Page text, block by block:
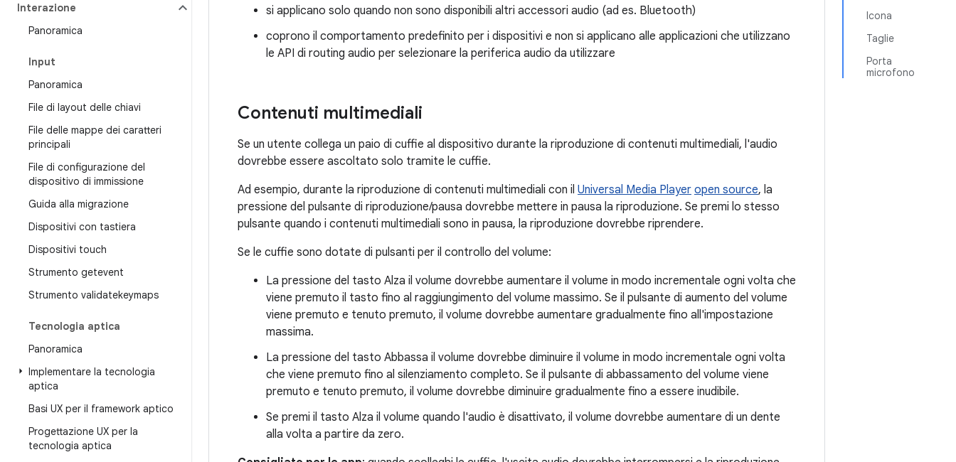
Interazione
Panoramica
Input
Panoramica
File di layout delle chiavi
File delle mappe dei caratteri
principali
File di configurazione del
dispositivo di immissione
Guida alla migrazione
Dispositivi con tastiera
Dispositivi touch
Strumento getevent
Strumento validatekeymaps
Tecnologia aptica
Panoramica
Implementare la tecnologia
aptica
Basi UX per il framework aptico
Progettazione UX per la
tecnologia aptica
Icona
Taglie
Porta
microfono
si applicano solo quando non sono disponibili altri accessori audio (ad es. Bluetooth)
coprono il comportamento predefinito per i dispositivi e non si applicano alle applicazioni che utilizzano
le API di routing audio per selezionare la periferica audio da utilizzare
Contenuti multimediali
Se un utente collega un paio di cuffie al dispositivo durante la riproduzione di contenuti multimediali, l'audio
dovrebbe essere ascoltato solo tramite le cuffie.
Ad esempio, durante la riproduzione di contenuti multimediali con il Universal Media Player open source, la
pressione del pulsante di riproduzione/pausa dovrebbe mettere in pausa la riproduzione. Se premi lo stesso
pulsante quando i contenuti multimediali sono in pausa, la riproduzione dovrebbe riprendere.
Se le cuffie sono dotate di pulsanti per il controllo del volume:
La pressione del tasto Alza il volume dovrebbe aumentare il volume in modo incrementale ogni volta che
viene premuto il tasto fino al raggiungimento del volume massimo. Se il pulsante di aumento del volume
viene premuto e tenuto premuto, il volume dovrebbe aumentare gradualmente fino all'impostazione
massima.
La pressione del tasto Abbassa il volume dovrebbe diminuire il volume in modo incrementale ogni volta
che viene premuto fino al silenziamento completo. Se il pulsante di abbassamento del volume viene
premuto e tenuto premuto, il volume dovrebbe diminuire gradualmente fino a essere inudibile.
Se premi il tasto Alza il volume quando l'audio è disattivato, il volume dovrebbe aumentare di un dente
alla volta a partire da zero.